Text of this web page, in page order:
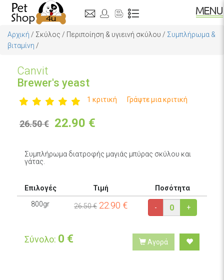
Αρχική / Σκύλος / Περιποίηση & υγιεινή σκύλου / Συμπλήρωμα &
βιταμίνη /
Canvit
Brewer's yeast
1 κριτική Γράψτε μια κριτική
26.50 € 22.90 €
Συμπλήρωμα διατροφής μαγιάς μπύρας σκύλου και
γάτας.
Επιλογές Τιμή
Ποσότητα
800gr
26.50 € 22.90 € - +
Σύνολο: 0 € Αγορά